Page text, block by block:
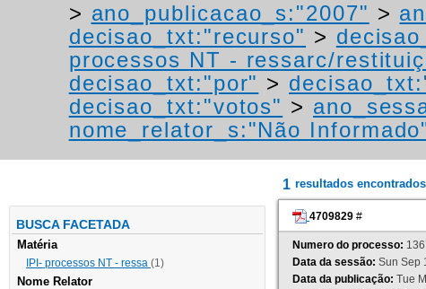
> ano_publicacao_s:"2007" >
decisao_txt:"recurso" >
processos NT - ressarc/
decisao_txt:"por" >
decisao_txt:"votos" >
nome_relator_s:"Não
BUSCA FACETADA
Matéria
IPI- processos NT - ressa (1)
Nome Relator
1 resultados
4709829 #
Numero do processo:
Data da sessão: Sun Sep
Data da publicação: Tue